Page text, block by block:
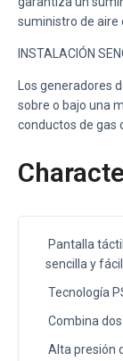
suministro de aire
INSTALACIÓN
Los generadores
sobre o bajo una
conductos de gas
Pantalla
sencilla y
Tecnología
Combina
Alta presión